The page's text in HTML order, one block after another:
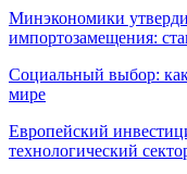
Минэкономики
импортозамещения:
Социальный выбор:
мире
Европейский
технологический